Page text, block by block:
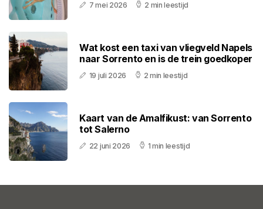
7 mei 2026 2 min leestijd
Wat kost een taxi van vliegveld Napels
naar Sorrento en is de trein goedkoper
19 juli 2026 2 min leestijd
Kaart van de Amalfikust: van Sorrento
tot Salerno
22 juni 2026 1 min leestijd